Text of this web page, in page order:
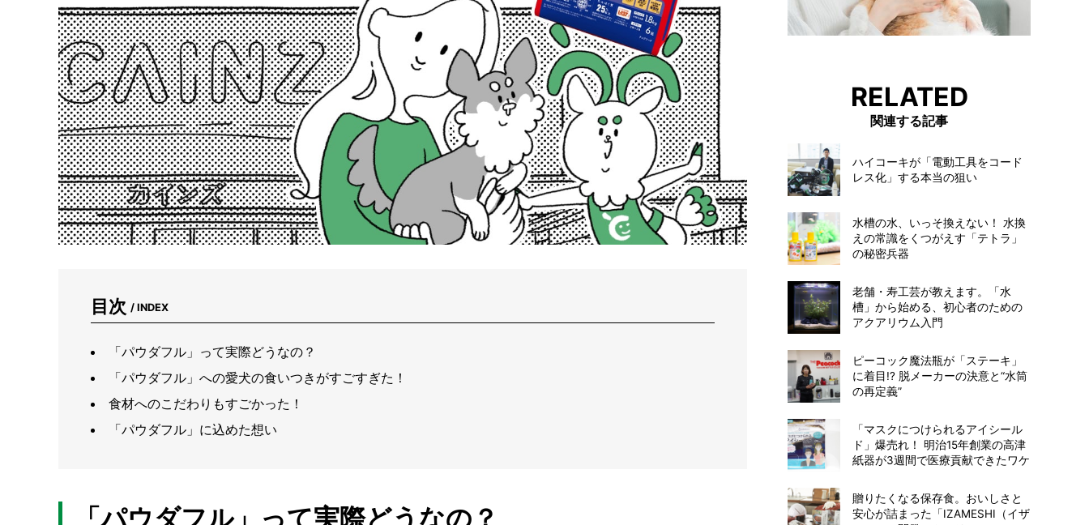
目次 / INDEX
「パウダフル」って実際どうなの？
「パウダフル」への愛⽝の⾷いつきがすごすぎた！
⾷材へのこだわりもすごかった！
「パウダフル」に込めた想い
「パウダフル」って実際どうなの？
RELATED
関連する記事
ハイコーキが「電動工具をコード
レス化」する本当の狙い
水槽の水、いっそ換えない！ 水換
えの常識をくつがえす「テトラ」
の秘密兵器
老舗・寿工芸が教えます。「水
槽」から始める、初心者のための
アクアリウム入門
ピーコック魔法瓶が「ステーキ」
に着目!? 脱メーカーの決意と“水筒
の再定義”
「マスクにつけられるアイシール
ド」爆売れ！ 明治15年創業の高津
紙器が3週間で医療貢献できたワケ
贈りたくなる保存食。おいしさと
安心が詰まった「IZAMESHI（イザ